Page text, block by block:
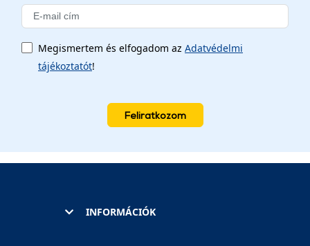
Megismertem és elfogadom az Adatvédelmi
tájékoztatót!
Feliratkozom
INFORMÁCIÓK